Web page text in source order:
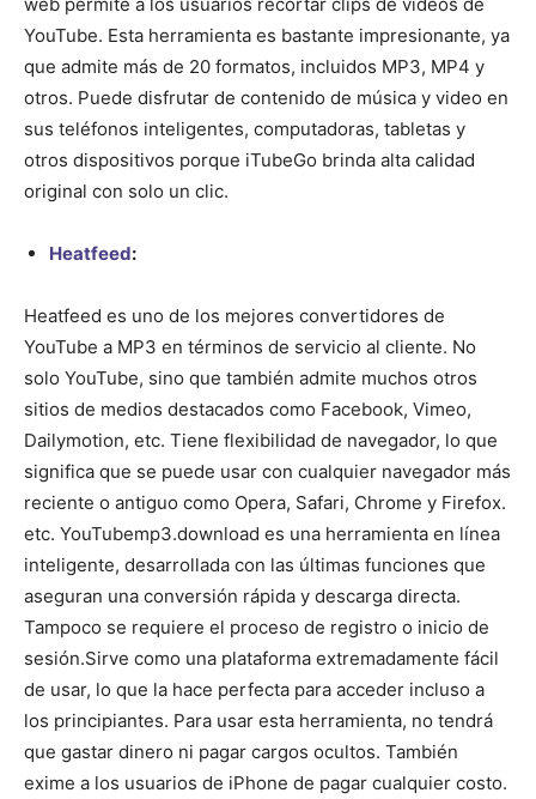
YouTube. Esta herramienta es bastante impresionante, ya
que admite más de 20 formatos, incluidos MP3, MP4 y
otros. Puede disfrutar de contenido de música y video en
sus teléfonos inteligentes, computadoras, tabletas y
otros dispositivos porque iTubeGo brinda alta calidad
original con solo un clic.
Heatfeed:
Heatfeed es uno de los mejores convertidores de
YouTube a MP3 en términos de servicio al cliente. No
solo YouTube, sino que también admite muchos otros
sitios de medios destacados como Facebook, Vimeo,
Dailymotion, etc. Tiene flexibilidad de navegador, lo que
significa que se puede usar con cualquier navegador más
reciente o antiguo como Opera, Safari, Chrome y Firefox.
etc. YouTubemp3.download es una herramienta en línea
inteligente, desarrollada con las últimas funciones que
aseguran una conversión rápida y descarga directa.
Tampoco se requiere el proceso de registro o inicio de
sesión.Sirve como una plataforma extremadamente fácil
de usar, lo que la hace perfecta para acceder incluso a
los principiantes. Para usar esta herramienta, no tendrá
que gastar dinero ni pagar cargos ocultos. También
exime a los usuarios de iPhone de pagar cualquier costo.